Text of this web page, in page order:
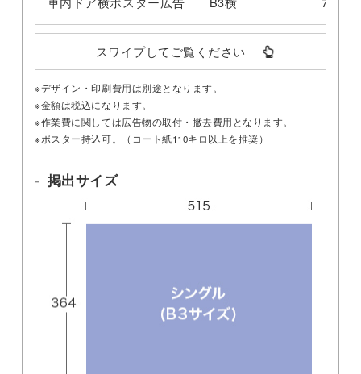
スワイプしてご覧ください
※デザイン・印刷費用は別途となります。
※金額は税込になります。
※作業費に関しては広告物の取付・撤去費用となります。
※ポスター持込可。（コート紙110キロ以上を推奨）
掲出サイズ